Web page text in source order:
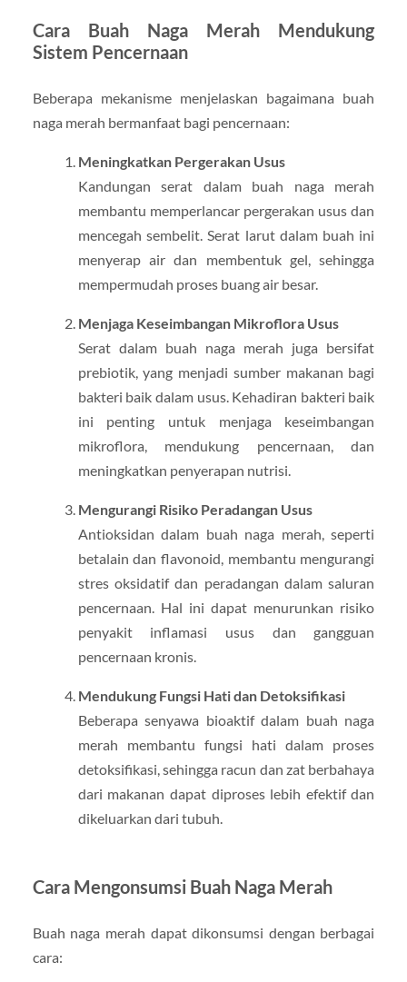
Cara Buah Naga Merah Mendukung
Sistem Pencernaan
Beberapa mekanisme menjelaskan bagaimana buah
naga merah bermanfaat bagi pencernaan:
Meningkatkan Pergerakan Usus
Kandungan serat dalam buah naga merah
membantu memperlancar pergerakan usus dan
mencegah sembelit. Serat larut dalam buah ini
menyerap air dan membentuk gel, sehingga
mempermudah proses buang air besar.
Menjaga Keseimbangan Mikroflora Usus
Serat dalam buah naga merah juga bersifat
prebiotik, yang menjadi sumber makanan bagi
bakteri baik dalam usus. Kehadiran bakteri baik
ini penting untuk menjaga keseimbangan
mikroflora, mendukung pencernaan, dan
meningkatkan penyerapan nutrisi.
Mengurangi Risiko Peradangan Usus
Antioksidan dalam buah naga merah, seperti
betalain dan flavonoid, membantu mengurangi
stres oksidatif dan peradangan dalam saluran
pencernaan. Hal ini dapat menurunkan risiko
penyakit inflamasi usus dan gangguan
pencernaan kronis.
Mendukung Fungsi Hati dan Detoksifikasi
Beberapa senyawa bioaktif dalam buah naga
merah membantu fungsi hati dalam proses
detoksifikasi, sehingga racun dan zat berbahaya
dari makanan dapat diproses lebih efektif dan
dikeluarkan dari tubuh.
Cara Mengonsumsi Buah Naga Merah
Buah naga merah dapat dikonsumsi dengan berbagai
cara: